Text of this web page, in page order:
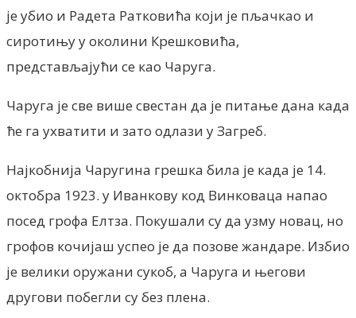
је убио и Радета Ратковића који је пљачкао и
сиротињу у околини Крешковића,
представљајући се као Чаруга.
Чаруга је све више свестан да је питање дана када
ће га ухватити и зато одлази у Загреб.
Најкобнија Чаругина грешка била је када је 14.
октобра 1923. у Иванкову код Винковаца напао
посед грофа Елтза. Покушали су да узму новац, но
грофов кочијаш успео је да позове жандаре. Избио
је велики оружани сукоб, а Чаруга и његови
другови побегли су без плена.